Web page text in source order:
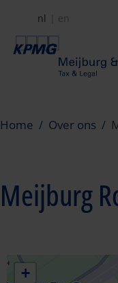
naar
Secundair
nl en
Home Over ons
Meijburg
+